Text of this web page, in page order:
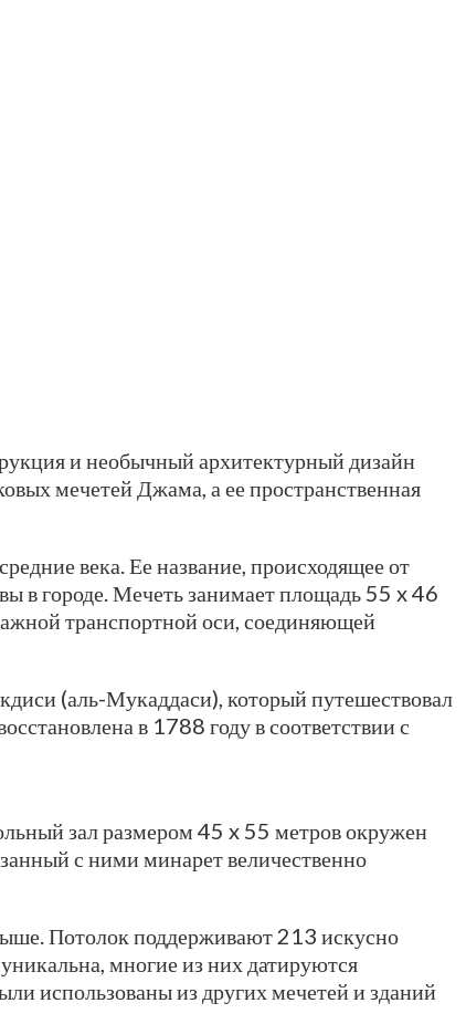
и необычный архитектурный дизайн
мечетей Джама, а ее пространственная
века. Ее название, происходящее от
в городе. Мечеть занимает площадь 55 x 46
транспортной оси, соединяющей
(аль-Мукаддаси), который путешествовал
в 1788 году в соответствии с
зал размером 45 x 55 метров окружен
с ними минарет величественно
Потолок поддерживают 213 искусно
многие из них датируются
использованы из других мечетей и зданий